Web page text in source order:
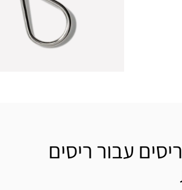
עבור ריסים